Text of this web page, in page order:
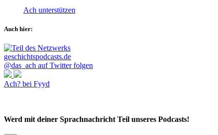
Ach unterstützen
Auch hier:
@das_ach auf Twitter folgen
Ach? bei Fyyd
Werd mit deiner Sprachnachricht Teil unseres Podcasts!